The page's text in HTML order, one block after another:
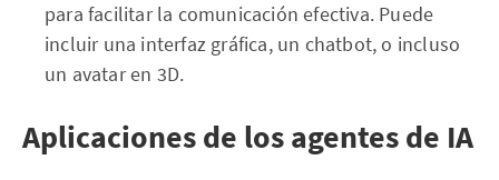
para facilitar la comunicación efectiva. Puede
incluir una interfaz gráfica, un chatbot, o incluso
un avatar en 3D.
Aplicaciones de los agentes de IA